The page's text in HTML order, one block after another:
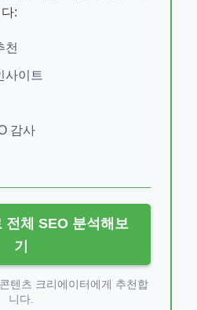
:
천
사이트
감사
체 SEO 분석해보
기
텐츠 크리에이터에게 추천합
니다.